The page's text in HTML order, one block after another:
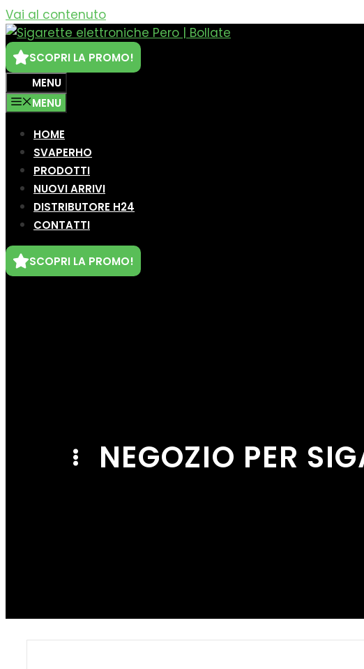
Vai al contenuto
SCOPRI LA PROMO!
MENU
MENU
HOME
SVAPERHO
PRODOTTI
NUOVI ARRIVI
DISTRIBUTORE H24
CONTATTI
SCOPRI LA PROMO!
NEGOZIO PER